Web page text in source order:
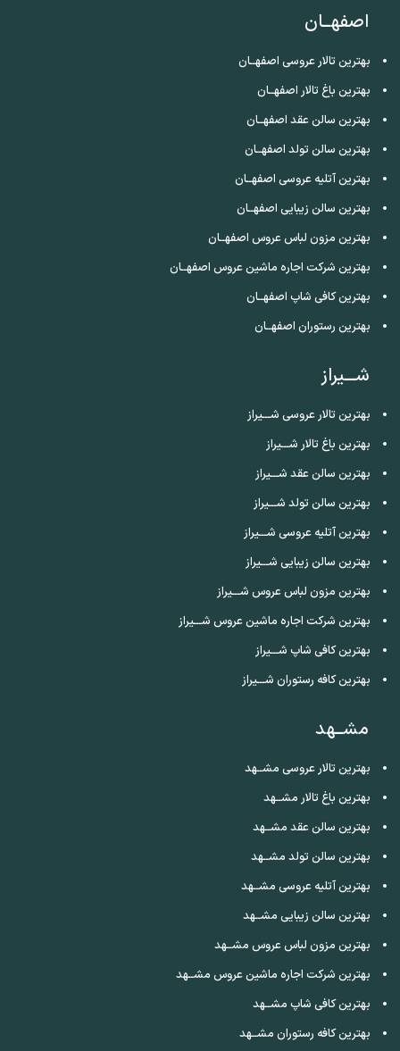
اصفهــان
بهترین تالار عروسی اصفهــان
بهترین باغ تالار اصفهــان
بهترین سالن عقد اصفهــان
بهترین سالن تولد اصفهــان
بهترین آتلیه عروسی اصفهــان
بهترین سالن زیبایی اصفهــان
بهترین مزون لباس عروس اصفهــان
بهترین شرکت اجاره ماشین عروس اصفهــان
بهترین کافی شاپ اصفهــان
بهترین رستوران اصفهــان
شـــیراز
بهترین تالار عروسی شـــیراز
بهترین باغ تالار شـــیراز
بهترین سالن عقد شـــیراز
بهترین سالن تولد شـــیراز
بهترین آتلیه عروسی شـــیراز
بهترین سالن زیبایی شـــیراز
بهترین مزون لباس عروس شـــیراز
بهترین شرکت اجاره ماشین عروس شـــیراز
بهترین کافی شاپ شـــیراز
بهترین کافه رستوران شـــیراز
مشــهد
بهترین تالار عروسی مشــهد
بهترین باغ تالار مشــهد
بهترین سالن عقد مشــهد
بهترین سالن تولد مشــهد
بهترین آتلیه عروسی مشــهد
بهترین سالن زیبایی مشــهد
بهترین مزون لباس عروس مشــهد
بهترین شرکت اجاره ماشین عروس مشــهد
بهترین کافی شاپ مشــهد
بهترین کافه رستوران مشــهد